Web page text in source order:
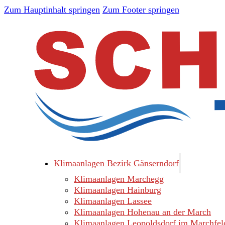
Zum Hauptinhalt springen Zum Footer springen
Klimaanlagen Bezirk Gänserndorf
Klimaanlagen Marchegg
Klimaanlagen Hainburg
Klimaanlagen Lassee
Klimaanlagen Hohenau an der March
Klimaanlagen Leopoldsdorf im